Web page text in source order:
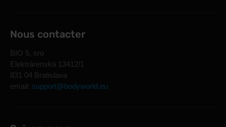
Nous contacter
BIO 5, sro
Elektrárenská 13412/1
831 04 Bratislava
email: support@bodyworld.eu